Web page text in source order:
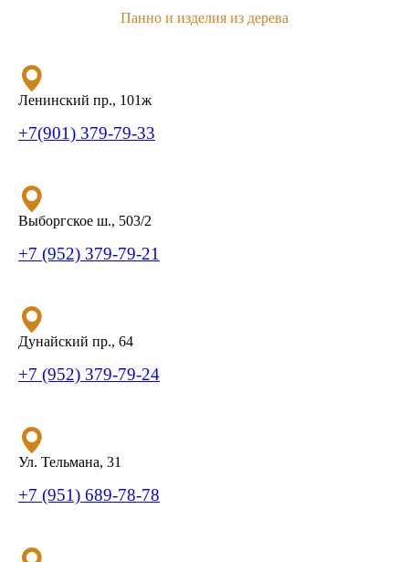
Панно и изделия из дерева
Ленинский пр., 101ж
+7(901) 379-79-33
Выборгское ш., 503/2
+7 (952) 379-79-21
Дунайский пр., 64
+7 (952) 379-79-24
Ул. Тельмана, 31
+7 (951) 689-78-78